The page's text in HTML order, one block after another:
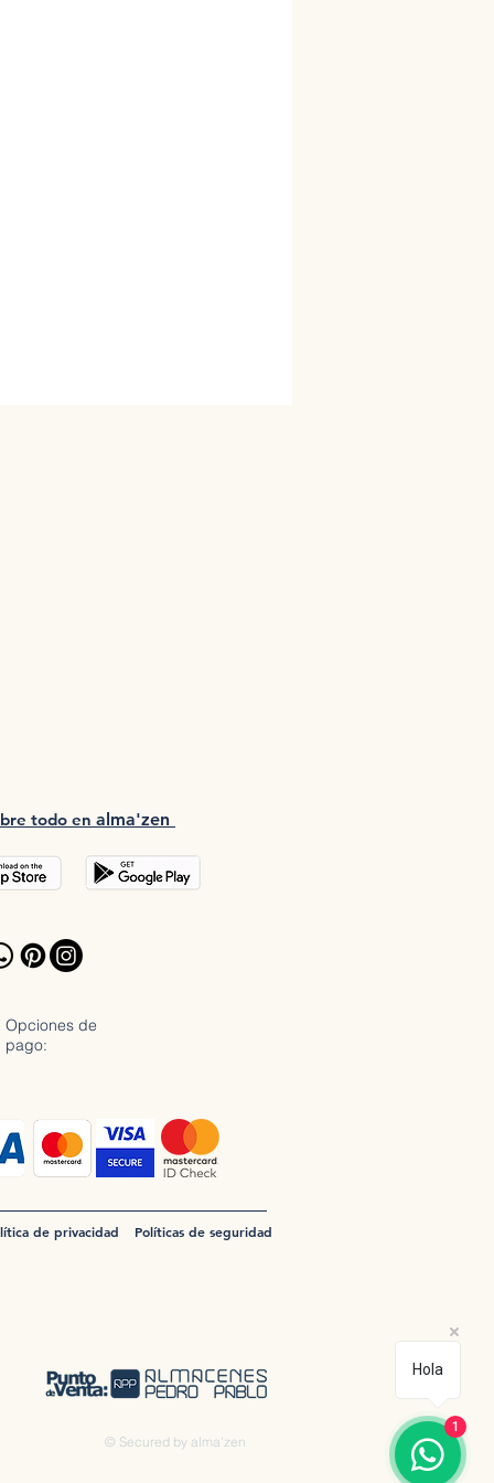
todo en a lma'zen
Opciones de
pago:
Políticas de seguridad
de privacidad
© Secured by alma'zen
Hola
1